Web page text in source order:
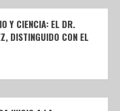
Y CIENCIA: EL DR.
DISTINGUIDO CON EL